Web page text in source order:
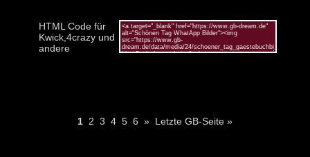
HTML Code für
Kwick,4crazy und
andere
1 2 3 4 5 6 » Letzte GB-Seite »